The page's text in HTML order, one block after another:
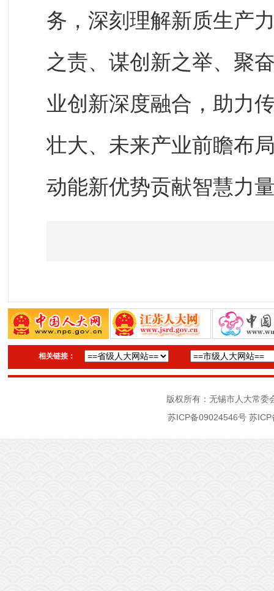
务，深刻理解新质生产
之责、谋创新之举、聚
业创新深度融合，助力
壮大、未来产业前瞻布
动能新优势贡献智慧力
相关链接：
版权所有：无锡市人大常
苏ICP备09024546号 苏ICP